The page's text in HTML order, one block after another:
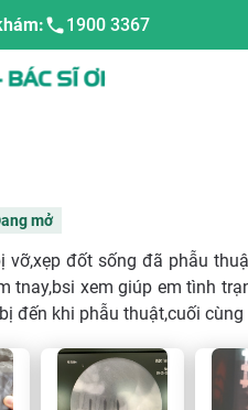
1900 3367
mở
vỡ,xẹp đốt sống đã phẫu
tnay,bsi xem giúp em tình
đến khi phẫu thuật,cuối